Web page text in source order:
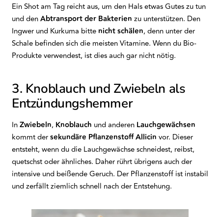
Ein Shot am Tag reicht aus, um den Hals etwas Gutes zu tun
und denAbtransportder Bakterien zu unterstützen. Den
Ingwer und Kurkuma bitte nicht schälen, denn unter der
Schale befinden sich die meisten Vitamine. Wenn du Bio-
Produkte verwendest, ist dies auch gar nicht nötig.
3. Knoblauch und Zwiebeln als
Entzündungshemmer
InZwiebeln, Knoblauch und anderen Lauchgewächsen
kommt dersekundäre PflanzenstoffAllicin vor. Dieser
entsteht, wenn du die Lauchgewächse schneidest, reibst,
quetschst oder ähnliches. Daher rührt übrigens auch der
intensive und beißende Geruch. Der Pflanzenstoff ist instabil
und zerfällt ziemlich schnell nach der Entstehung.